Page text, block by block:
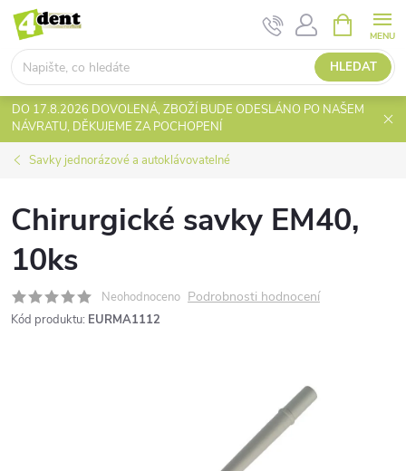
Přejít
obsah
HLEDAT
NÁKUPNÍ
KOŠÍK
DO 17.8.2026 DOVOLENÁ, ZBOŽÍ BUDE ODESLÁNO PO NAŠEM
NÁVRATU, DĚKUJEME ZA POCHOPENÍ
Savky jednorázové a autoklávovatelné
Chirurgické savky EM40,
10ks
Neohodnoceno Podrobnosti hodnocení
Kód produktu: EURMA1112